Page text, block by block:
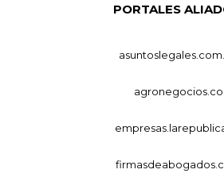
PORTALES
agronegocios.co